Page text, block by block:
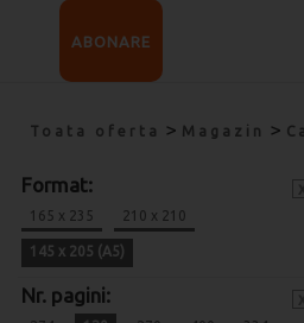
ABONARE
Toata oferta > Magazin >
Format:
165 x 235 210 x 210
145 x 205 (A5)
Nr. pagini: